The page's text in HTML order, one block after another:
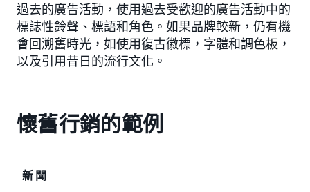
過去的廣告活動，使用過去受歡迎的廣告活動中的
標誌性鈴聲、標語和角色。如果品牌較新，仍有機
會回溯舊時光，如使用復古徽標，字體和調色板，
以及引用昔日的流行文化。
懷舊行銷的範例
新聞